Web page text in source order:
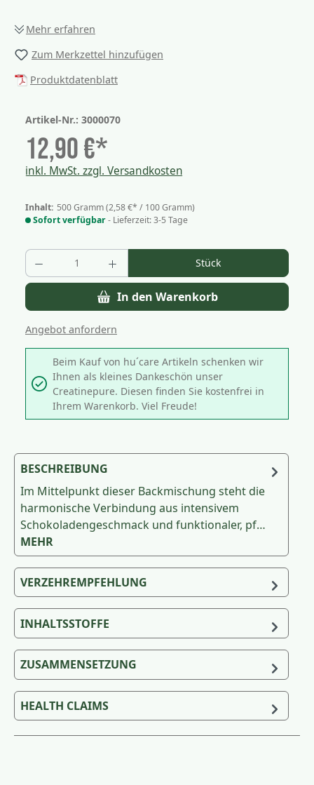
Mehr erfahren
Zum Merkzettel hinzufügen
Produktdatenblatt
Artikel-Nr.: 3000070
12,90 €*
inkl. MwSt. zzgl. Versandkosten
Inhalt: 500 Gramm(2,58 €* / 100 Gramm)
Sofort verfügbar- Lieferzeit: 3-5 Tage
Produkt Anzahl: Gib den gewünschten
Stück
In den Warenkorb
Angebot anfordern
Beim Kauf von hu´care Artikeln schenken wir
Ihnen als kleines Dankeschön unser
Creatinepure. Diesen finden Sie kostenfrei in
Ihrem Warenkorb. Viel Freude!
BESCHREIBUNG
Im Mittelpunkt dieser Backmischung steht die
harmonische Verbindung aus intensivem
Schokoladengeschmack und funktionaler, pf…
MEHR
VERZEHREMPFEHLUNG
INHALTSSTOFFE
ZUSAMMENSETZUNG
HEALTH CLAIMS